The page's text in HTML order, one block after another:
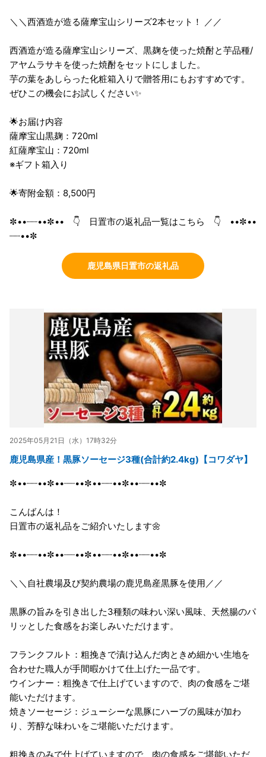
＼＼西酒造が造る薩摩宝山シリーズ2本セット！ ／／
西酒造が造る薩摩宝山シリーズ、黒麹を使った焼酎と芋品種/
アヤムラサキを使った焼酎をセットにしました。
芋の葉をあしらった化粧箱入りで贈答用にもおすすめです。
ぜひこの機会にお試しください✨
🌟お届け内容
薩摩宝山黒麹：720ml
紅薩摩宝山：720ml
※ギフト箱入り
🌟寄附金額：8,500円
✼••┈┈••✼•• 👇 日置市の返礼品一覧はこちら 👇 ••✼••
┈┈••✼
鹿児島県日置市の返礼品
2025年05月21日（水）17時32分
鹿児島県産！黒豚ソーセージ3種(合計約2.4kg)【コワダヤ】
✼••┈┈••✼••┈┈••✼••┈┈••✼••┈┈••✼
こんばんは！
日置市の返礼品をご紹介いたします🌼
✼••┈┈••✼••┈┈••✼••┈┈••✼••┈┈••✼
＼＼自社農場及び契約農場の鹿児島産黒豚を使用／／
黒豚の旨みを引き出した3種類の味わい深い風味、天然腸のパ
リッとした食感をお楽しみいただけます。
フランクフルト：粗挽きで漬け込んだ肉ときめ細かい生地を
合わせた職人が手間暇かけて仕上げた一品です。
ウインナー：粗挽きで仕上げていますので、肉の食感をご堪
能いただけます。
焼きソーセージ：ジューシーな黒豚にハーブの風味が加わ
り、芳醇な味わいをご堪能いただけます。
粗挽きのみで仕上げていますので、肉の食感をご堪能いただ